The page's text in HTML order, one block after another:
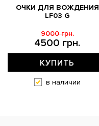
ОЧКИ ДЛЯ ВОЖДЕНИЯ
LF03 G
4500 грн.
9000 грн.
КУПИТЬ
в наличии